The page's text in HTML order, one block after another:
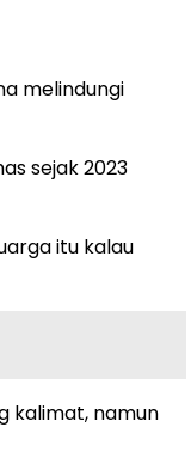
melindungi
sejak 2023
itu kalau
kalimat, namun